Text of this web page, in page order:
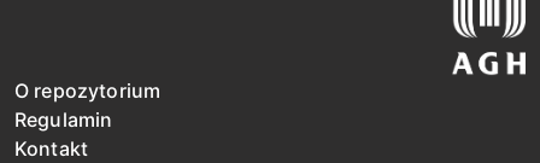
O repozytorium
Regulamin
Kontakt